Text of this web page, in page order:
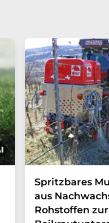
Herz
Spritzbares
aus
Rohstoffen zur